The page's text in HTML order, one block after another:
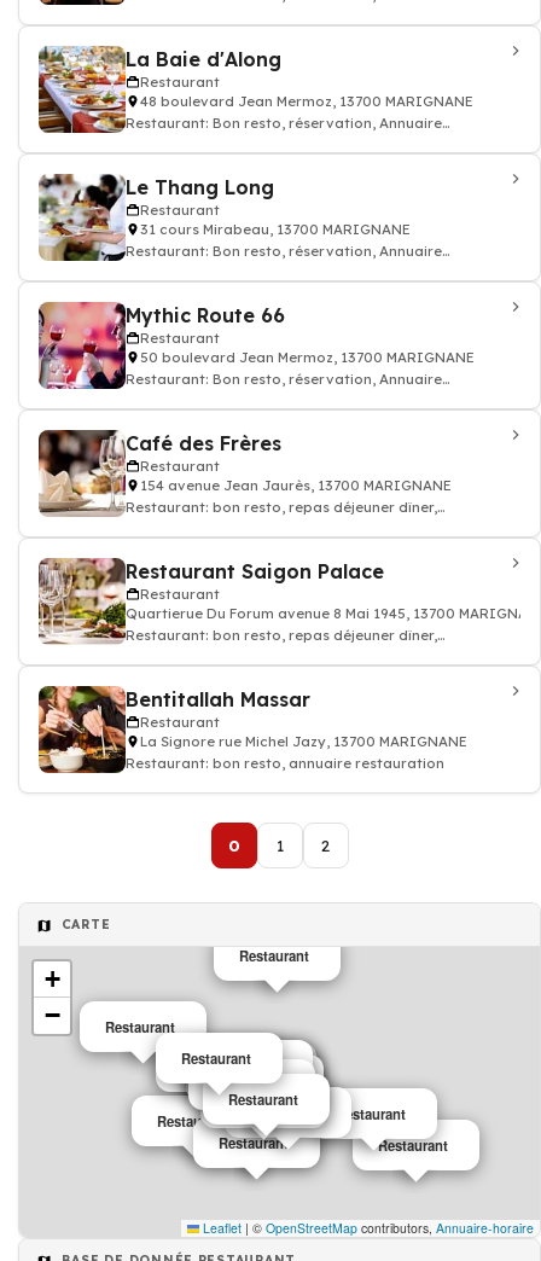
La Baie d'Along
Restaurant
48 boulevard Jean Mermoz, 13700 MARIGNANE
Restaurant: Bon resto, réservation, Annuaire
Le Thang Long
Restaurant
31 cours Mirabeau, 13700 MARIGNANE
Restaurant: Bon resto, réservation, Annuaire
Mythic Route 66
Restaurant
50 boulevard Jean Mermoz, 13700 MARIGNANE
Restaurant: Bon resto, réservation, Annuaire
Café des Frères
Restaurant
154 avenue Jean Jaurès, 13700 MARIGNANE
Restaurant: bon resto, repas déjeuner dîner,
Restaurant Saigon Palace
Restaurant
Quartierue Du Forum avenue 8 Mai 1945, 13700
Restaurant: bon resto, repas déjeuner dîner,
Bentitallah Massar
Restaurant
La Signore rue Michel Jazy, 13700 MARIGNANE
Restaurant: bon resto, annuaire restauration
0 1 2
CARTE
Restaurant
Restaurant
Restaurant
Restaurant
Restaurant
Restaurant
Restaurant
Restaurant
Restaurant
Restaurant
Restaurant
Restaurant
Restaurant
Restaurant
Restaurant
Restaurant
Restaurant
Restaurant
Restaurant
+
−
Leaflet | © OpenStreetMap contributors, Annuaire-horaire